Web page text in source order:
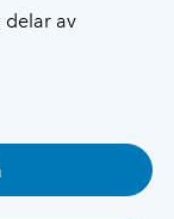
delar av